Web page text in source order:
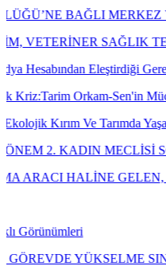
MERKEZ VE TAŞRA
SAĞLIK TEKNİKERİ
Eleştirdiği Gerekçesiyle
Sen'in Mücadelesi
Tarımda Yaşanan Sorunlar
MECLİSİ SONUÇ
GELEN,
SINAVLARI BİR